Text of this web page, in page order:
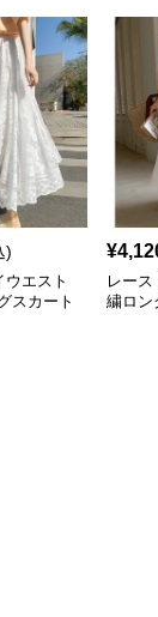
)
ウエスト
スカート
¥
レー
繍ロン